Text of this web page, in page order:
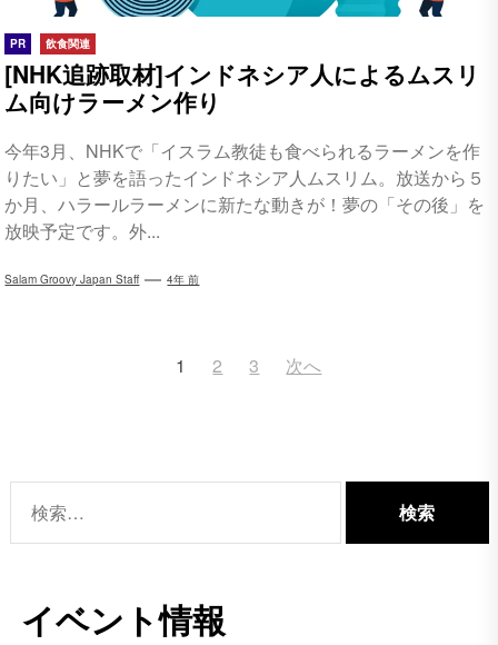
PR 飲食関連
[NHK追跡取材]インドネシア人によるムスリ
ム向けラーメン作り
今年3月、NHKで「イスラム教徒も食べられるラーメンを作
りたい」と夢を語ったインドネシア人ムスリム。放送から５
か月、ハラールラーメンに新たな動きが！夢の「その後」を
放映予定です。外...
Salam Groovy Japan Staff 4年 前
ゲ
シ
ン
1 2 3 次へ
索:
イベント情報